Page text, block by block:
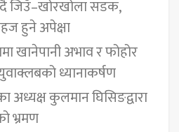
जिउँ–खोरखोला सडक,
हुने अपेक्षा
खानेपानी अभाव र फोहोर
ध्यानाकर्षण
अध्यक्ष कुलमान घिसिङद्वारा
भ्रमण